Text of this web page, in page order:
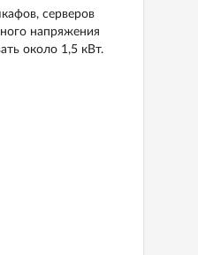
серверов
напряжения
около 1,5 кВт.